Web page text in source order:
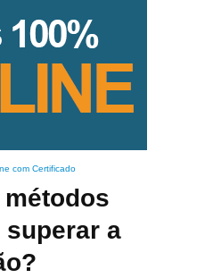
com Certificado
superar a